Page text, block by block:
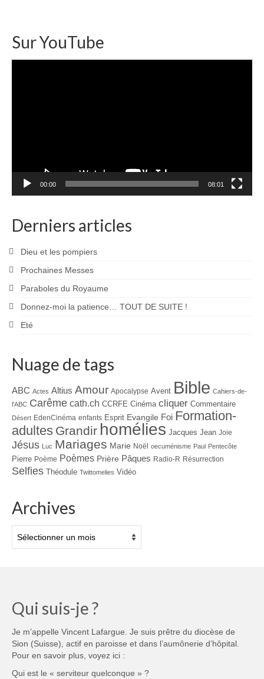
Sur YouTube
00:00 08:01
Derniers articles
Dieu et les pompiers
Prochaines Messes
Paraboles du Royaume
Donnez-moi la patience… TOUT DE SUITE !
Eté
Nuage de tags
ABC Actes Altius Amour Apocalypse Avent Bible Cahiers-de-
l'ABC Carême cath.ch CCRFE Cinéma cliquer Commentaire
Désert EdenCinéma enfants Esprit Evangile Foi Formation-
adultes Grandir homélies Jacques Jean Joie
Jésus Luc Mariages Marie Noël oecuménisme Paul Pentecôte
Pierre Poème Poèmes Prière Pâques Radio-R Résurrection
Selfies Théodule Twittomelies Vidéo
Archives
Qui suis-je ?
Je m’appelle Vincent Lafargue. Je suis prêtre du diocèse de
Sion (Suisse), actif en paroisse et dans l’aumônerie d’hôpital.
Pour en savoir plus, voyez ici :
Qui est le « serviteur quelconque » ?